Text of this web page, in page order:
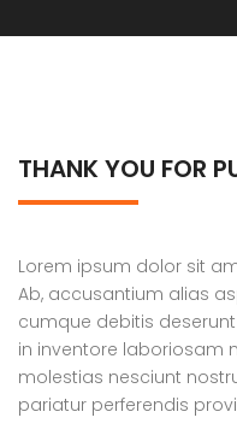
THANK YOU FOR
Lorem ipsum dolor sit
Ab, accusantium alias
cumque debitis
in inventore laboriosam
molestias nesciunt
pariatur perferendis